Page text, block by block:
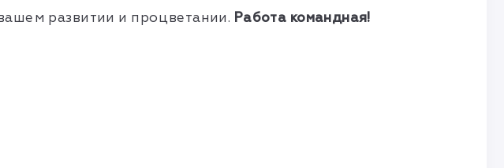
развитии и процветании. Работа командная!